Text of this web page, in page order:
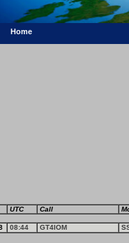
Home
UTC Call
08:44 GT4IOM